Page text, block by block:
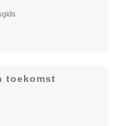
toekomst